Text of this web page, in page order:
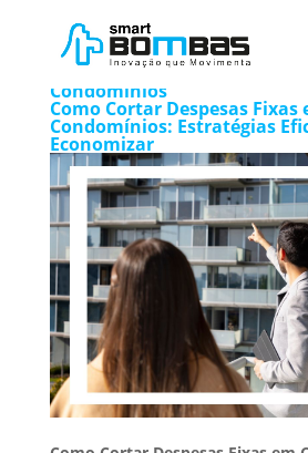
Como Cortar Despesas Fixas
Condomínios
Como Cortar Despesas Fixas
Condomínios: Estratégias
Economizar